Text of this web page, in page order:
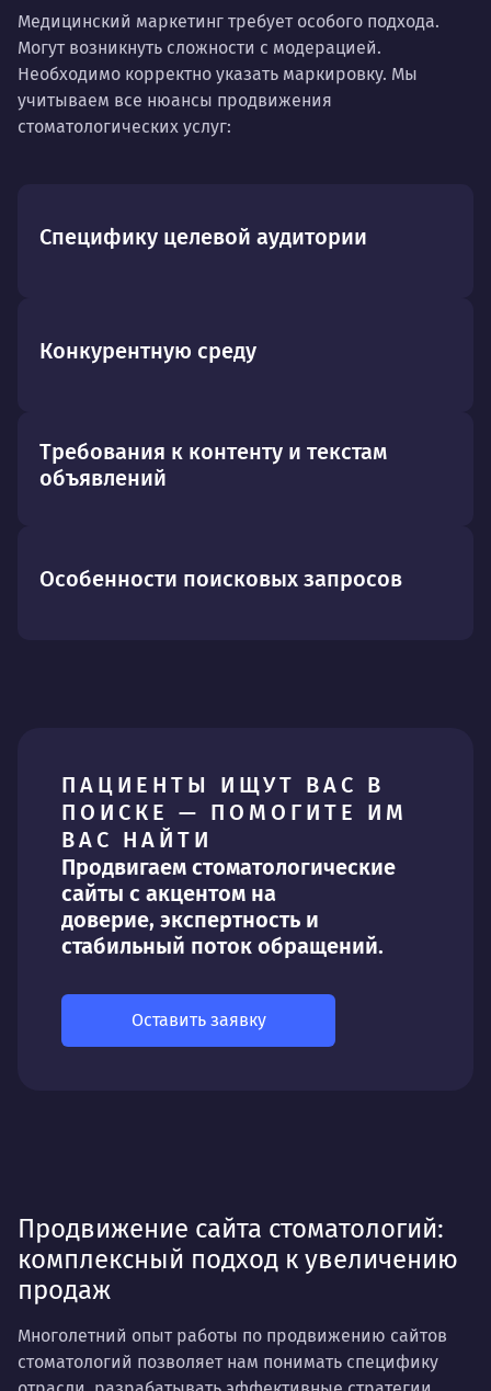
Медицинский маркетинг требует особого подхода.
Могут возникнуть сложности с модерацией.
Необходимо корректно указать маркировку. Мы
учитываем все нюансы продвижения
стоматологических услуг:
Специфику целевой аудитории
Конкурентную среду
Требования к контенту и текстам
объявлений
Особенности поисковых запросов
ПАЦИЕНТЫ ИЩУТ ВАС В
ПОИСКЕ — ПОМОГИТЕ ИМ
ВАС НАЙТИ
Продвигаем стоматологические
сайты с акцентом на
доверие, экспертность и
стабильный поток обращений.
Оставить заявку
Продвижение сайта стоматологий:
комплексный подход к увеличению
продаж
Многолетний опыт работы по продвижению сайтов
стоматологий позволяет нам понимать специфику